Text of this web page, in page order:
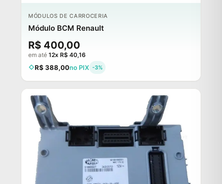
MÓDULOS DE CARROCERIA
Módulo BCM Renault
R$ 400,00
em até 12x R$ 40,16
R$ 388,00no PIX -3%